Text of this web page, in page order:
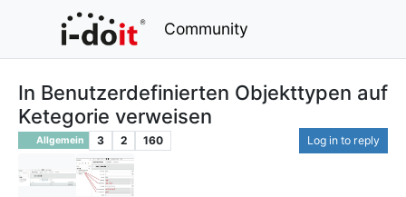
Community
In Benutzerdefinierten Objekttypen auf
Ketegorie verweisen
Allgemein 3 2 160 Log in to reply